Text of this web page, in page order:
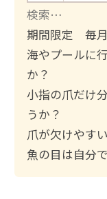
検
索
:
期間限定 毎月
海やプールに
か？
小指の爪だけ
うか？
爪が欠けやす
魚の目は自分